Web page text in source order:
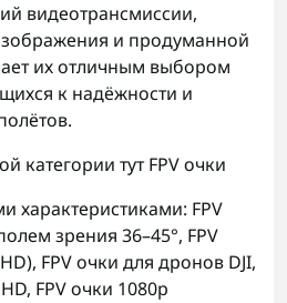
видеотрансмиссии,
и продуманной
их отличным выбором
к надёжности и
категории тутFPV очки
характеристиками: FPV
зрения 36–45°, FPV
, FPV очки для дронов DJI,
, FPV очки 1080p